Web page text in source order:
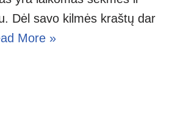
Dėl savo kilmės kraštų dar
More »